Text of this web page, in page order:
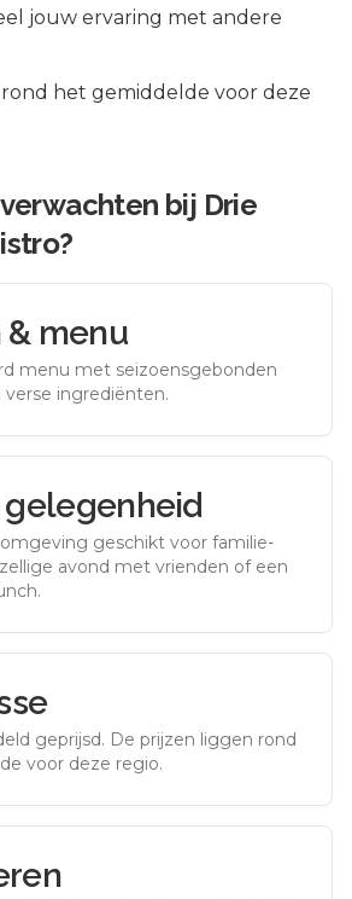
jouw ervaring met andere
het gemiddelde voor deze
bij Drie
?
& menu
menu met seizoensgebonden
ingrediënten.
gelegenheid
geschikt voor familie-
avond met vrienden of een
geprijsd. De prijzen liggen rond
voor deze regio.